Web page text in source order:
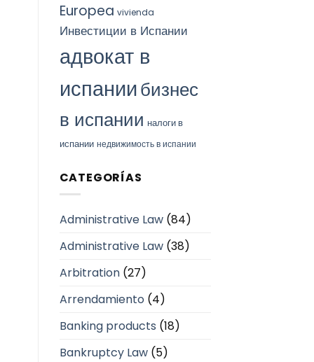
Europea vivienda
Инвестиции в Испании
адвокат в
испаниибизнес
в испании налоги в
испании недвижимость в испании
CATEGORÍAS
Administrative Law(84)
Administrative Law(38)
Arbitration(27)
Arrendamiento (4)
Banking products (18)
Bankruptcy Law(5)